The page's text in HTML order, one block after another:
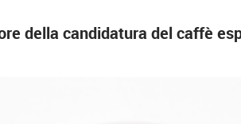
della candidatura del caffè